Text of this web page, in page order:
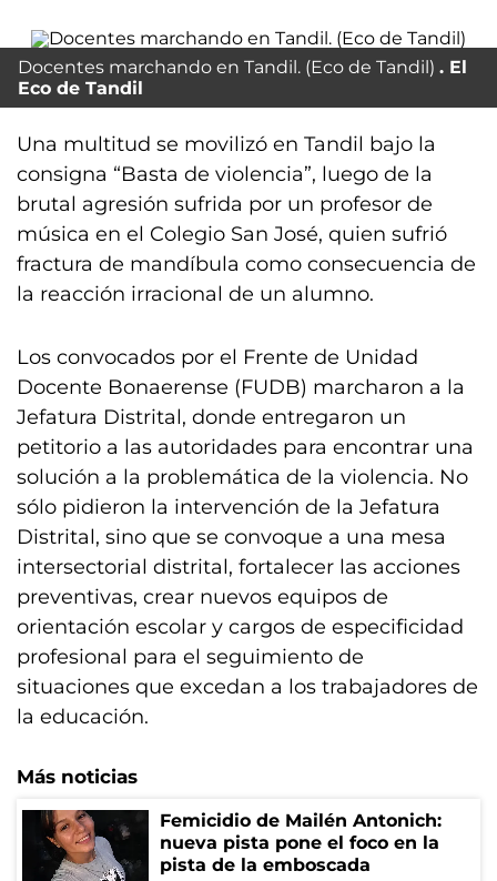
Docentes marchando en Tandil. (Eco de Tandil)
El
Eco de Tandil
Una multitud se movilizó en Tandil bajo la
consigna “Basta de violencia”, luego de la
brutal agresión sufrida por un profesor de
música en el Colegio San José, quien sufrió
fractura de mandíbula como consecuencia de
la reacción irracional de un alumno.
Los convocados por el Frente de Unidad
Docente Bonaerense (FUDB) marcharon a la
Jefatura Distrital, donde entregaron un
petitorio a las autoridades para encontrar una
solución a la problemática de la violencia. No
sólo pidieron la intervención de la Jefatura
Distrital, sino que se convoque a una mesa
intersectorial distrital, fortalecer las acciones
preventivas, crear nuevos equipos de
orientación escolar y cargos de especificidad
profesional para el seguimiento de
situaciones que excedan a los trabajadores de
la educación.
Más noticias
Femicidio de Mailén Antonich:
nueva pista pone el foco en la
pista de la emboscada